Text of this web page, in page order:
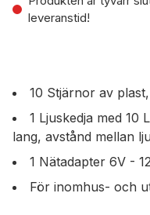
leveranstid!
10 Stjärnor av
1 Ljuskedja med 10
lang, avstånd mellan
1 Nätadapter 6V -
För inomhus- och